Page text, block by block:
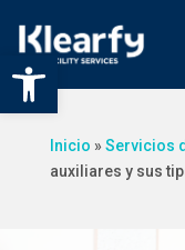
Abrir barra de
Inicio »Servicios
auxiliares y sus